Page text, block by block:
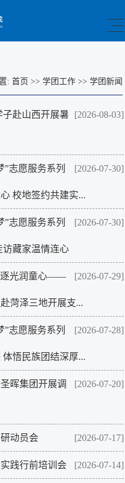
: 首页 >> 学团工作>> 学团新闻
[2026-08-03]
赴山西开展暑
[2026-07-30]
”志愿服务系列
校地签约共建实...
[2026-07-30]
”志愿服务系列
访藏家温情连心
[2026-07-29]
逐光润童心——
菏泽三地开展支...
[2026-07-28]
”志愿服务系列
悟民族团结深厚...
[2026-07-20]
晖集团开展调
[2026-07-17]
动员会
[2026-07-14]
践行前培训会